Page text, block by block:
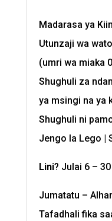
Madarasa ya
Utunzaji wa
(umri wa miaka
Shughuli za
ya msingi na ya
Shughuli ni
Jengo la Lego |
Lini? Julai 6 – 30
Jumatatu –
Tafadhali fika